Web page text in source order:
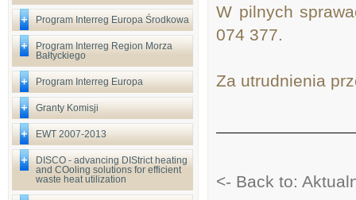
Program Interreg Europa Środkowa
Program Interreg Region Morza
Bałtyckiego
Program Interreg Europa
Granty Komisji
EWT 2007-2013
DISCO - advancing DIStrict heating
and COoling solutions for efficient
waste heat utilization
W pilnych
074 377.
Za utrudnienia
<- Back to: